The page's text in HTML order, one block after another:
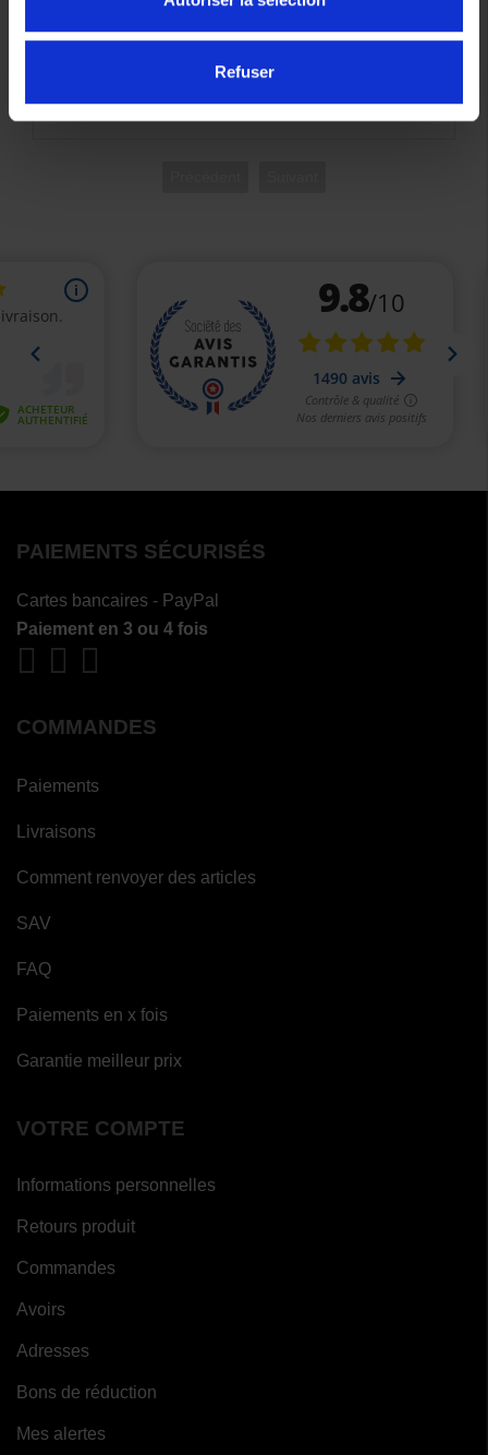
Refuser
Filtre a air Origine Yamaha B74E540700
12,76 €
PAIEMENTS SÉCURISÉS
Cartes bancaires - PayPal
Paiement en 3 ou 4 fois
COMMANDES
Paiements
Livraisons
Comment renvoyer des articles
SAV
FAQ
Paiements en x fois
Garantie meilleur prix
VOTRE COMPTE
Informations personnelles
Retours produit
Commandes
Avoirs
Adresses
Bons de réduction
Mes alertes